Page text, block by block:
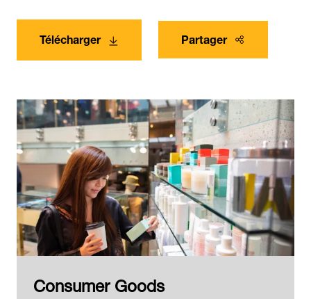
Télécharger Partager
Consumer Goods